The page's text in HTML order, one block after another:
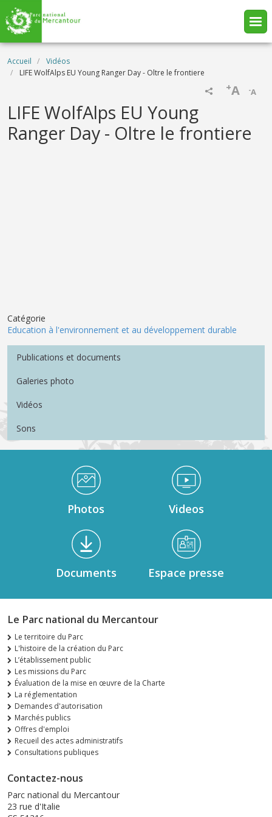
Aller au contenu principal
Fil d'Ariane
Accueil
Vidéos
LIFE WolfAlps EU Young Ranger Day - Oltre le frontiere
-A
+A
Name
LIFE WolfAlps EU Young
Ranger Day - Oltre le frontiere
Catégorie
Education à l'environnement et au développement durable
Menu Médiathèque
Publications et documents
Galeries photo
Vidéos
Sons
Médiathèque Footer
Photos Videos
Documents Espace presse
Le Parc national du Mercantour
Le territoire du Parc
L'histoire de la création du Parc
L’établissement public
Les missions du Parc
Évaluation de la mise en œuvre de la Charte
La réglementation
Demandes d'autorisation
Marchés publics
Offres d'emploi
Recueil des actes administratifs
Consultations publiques
Contactez-nous
Parc national du Mercantour
23 rue d'Italie